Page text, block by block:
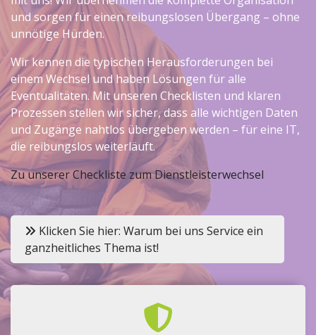
und sorgen für einen reibungslosen Übergang – ohne
unnötige Hürden.
Wir kennen die typischen Herausforderungen bei
einem Wechsel und haben Lösungen für alle
Eventualitäten. Mit unseren Checklisten und klaren
Prozessen stellen wir sicher, dass alle wichtigen Daten
und Zugänge nahtlos übergeben werden – für eine IT,
die reibungslos weiterläuft.
Zu unserer Checkliste zum Dienstleisterwechsel
Klicken Sie hier: Warum bei uns Service ein
ganzheitliches Thema ist!